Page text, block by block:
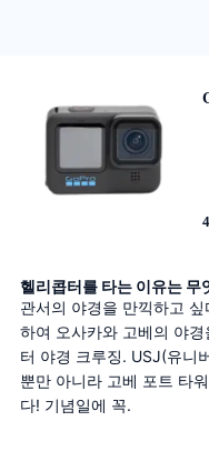
헬리콥터를 타는 이유는 무
관서의 야경을 만끽하고
하여 오사카와 고베의 야
터 야경 크루징. USJ(유니
뿐만 아니라 고베 포트 타
다! 기념일에 꼭.